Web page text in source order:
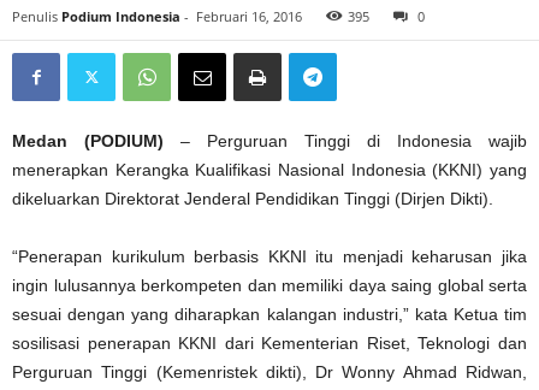
Penulis Podium Indonesia - Februari 16, 2016 395 0
Medan (PODIUM) – Perguruan Tinggi di Indonesia wajib
menerapkan Kerangka Kualifikasi Nasional Indonesia (KKNI) yang
dikeluarkan Direktorat Jenderal Pendidikan Tinggi (Dirjen Dikti).
“Penerapan kurikulum berbasis KKNI itu menjadi keharusan jika
ingin lulusannya berkompeten dan memiliki daya saing global serta
sesuai dengan yang diharapkan kalangan industri,” kata Ketua tim
sosilisasi penerapan KKNI dari Kementerian Riset, Teknologi dan
Perguruan Tinggi (Kemenristek dikti), Dr Wonny Ahmad Ridwan,